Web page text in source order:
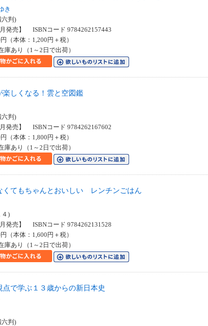
き
六判)
月発売】 ISBNコード 9784262157443
（本体：1,200円＋税）
庫あり（1～2日で出荷）
楽しくなる！雲と空図鑑
六判)
月発売】 ISBNコード 9784262167602
（本体：1,800円＋税）
庫あり（1～2日で出荷）
くてもちゃんとおいしい レンチンごはん
４)
月発売】 ISBNコード 9784262131528
（本体：1,600円＋税）
庫あり（1～2日で出荷）
点で学ぶ１３歳からの新日本史
六判)